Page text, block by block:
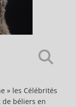
» les Célébrités
de béliers en